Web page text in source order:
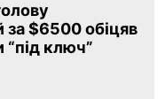
за $6500 обіцяв
ключ”